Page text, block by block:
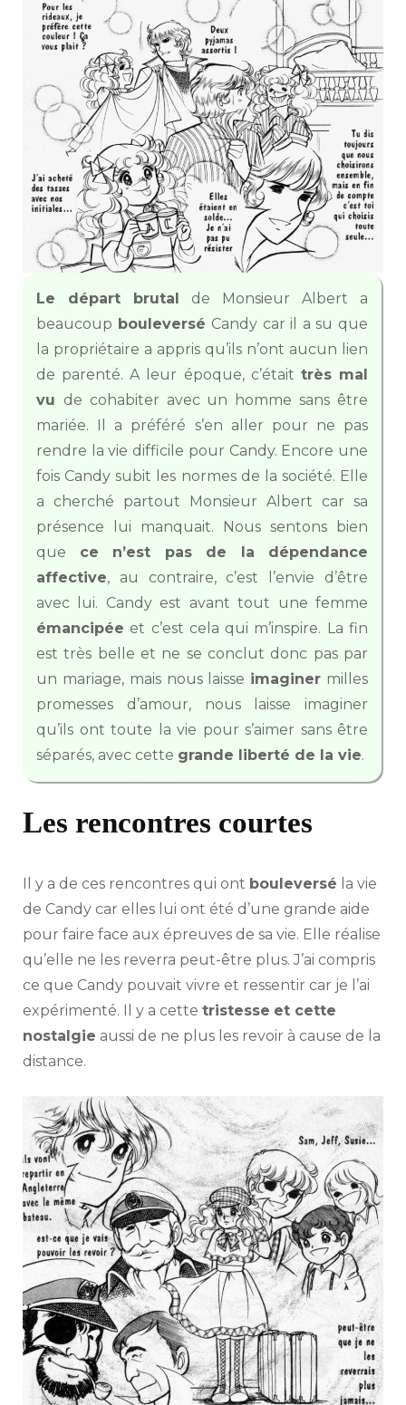
Le départ brutal de Monsieur Albert a
beaucoup bouleversé Candy car il a su que
la propriétaire a appris qu’ils n’ont aucun lien
de parenté. A leur époque, c’était très mal
vu de cohabiter avec un homme sans être
mariée. Il a préféré s’en aller pour ne pas
rendre la vie difficile pour Candy. Encore une
fois Candy subit les normes de la société. Elle
a cherché partout Monsieur Albert car sa
présence lui manquait. Nous sentons bien
que ce n’est pas de la dépendance
affective, au contraire, c’est l’envie d’être
avec lui. Candy est avant tout une femme
émancipée et c’est cela qui m’inspire. La fin
est très belle et ne se conclut donc pas par
un mariage, mais nous laisse imaginer milles
promesses d’amour, nous laisse imaginer
qu’ils ont toute la vie pour s’aimer sans être
séparés, avec cette grande liberté de la vie.
Les rencontres courtes
Il y a de ces rencontres qui ont bouleversé la vie
de Candy car elles lui ont été d’une grande aide
pour faire face aux épreuves de sa vie. Elle réalise
qu’elle ne les reverra peut-être plus. J’ai compris
ce que Candy pouvait vivre et ressentir car je l’ai
expérimenté. Il y a cette tristesse et cette
nostalgie aussi de ne plus les revoir à cause de la
distance.